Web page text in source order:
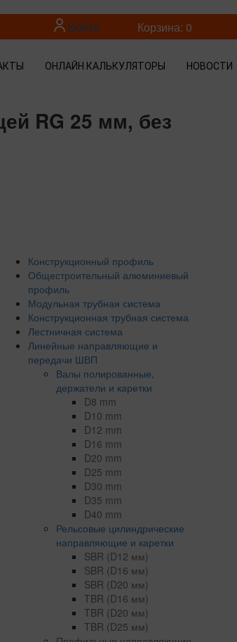
Войти Корзина: 0
ОНЛАЙН КАЛЬКУЛЯТОРЫ НОВОСТИ
RG 25 мм, без
Конструкционный профиль
Общестроительный алюминиевый
профиль
Модульная трубная система
Конструкционная трубная система
Лестничная система
Линейные направляющие и
передачи ШВП
Валы полированные,
держатели и каретки
D8 mm
D10 mm
D12 mm
D16 mm
D20 mm
D25 mm
D30 mm
D35 mm
D40 mm
Рельсовые цилиндрические
направляющие и каретки
SBR (D12 мм)
SBR (D16 мм)
SBR (D20 мм)
TBR (D16 мм)
TBR (D20 мм)
TBR (D25 мм)